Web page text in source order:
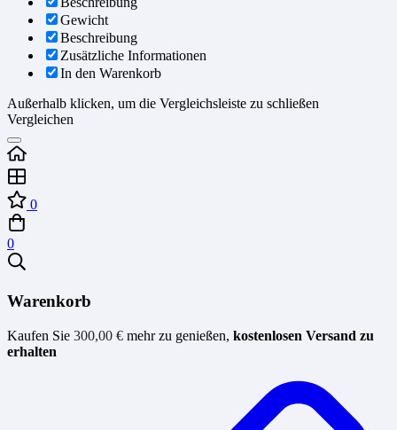
Gewicht
Beschreibung
Zusätzliche Informationen
In den Warenkorb
Außerhalb klicken, um die Vergleichsleiste zu schließen
Vergleichen
0
0
Warenkorb
Kaufen Sie 300,00 € mehr zu genießen, kostenlosen Versand zu
erhalten